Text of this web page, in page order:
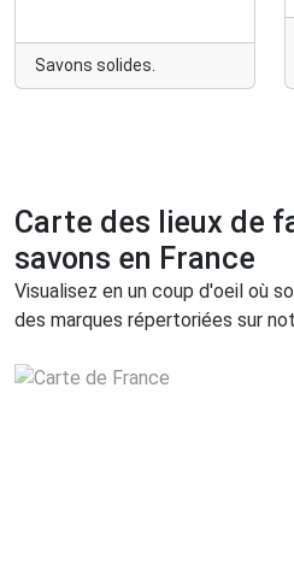
La vente se fait
majoritairement à la
boutique de Liorac.
Savons solides.
Carte des lieux de
savons en France
Visualisez en un coup d'oeil où
des marques répertoriées sur